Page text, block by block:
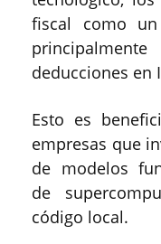
fiscal como
deducciones en
Esto es
empresas que
de modelos
de
código local.